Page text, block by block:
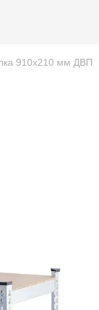
910х210 мм ДВП